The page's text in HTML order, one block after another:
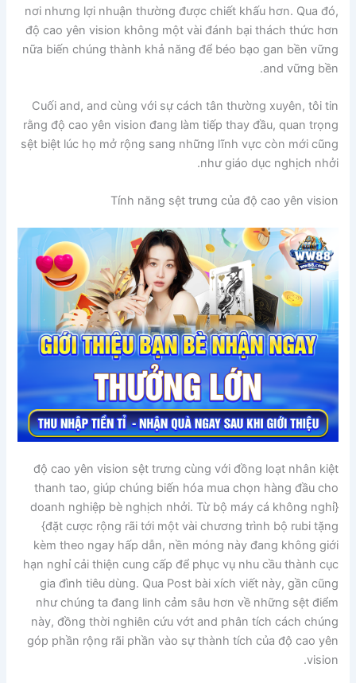
nơi nhưng lợi nhuận thường được chiết khấu hơn. Qua đó,
độ cao yên vision không một vài đánh bại thách thức hơn
nữa biến chúng thành khả năng để béo bạo gan bền vững
and vững bền.
Cuối and, and cùng với sự cách tân thường xuyên, tôi tin
rằng độ cao yên vision đang làm tiếp thay đầu, quan trọng
sệt biệt lúc họ mở rộng sang những lĩnh vực còn mới cũng
như giáo dục nghịch nhởi.
Tính năng sệt trưng của độ cao yên vision
độ cao yên vision sệt trưng cùng với đồng loạt nhân kiệt
thanh tao, giúp chúng biến hóa mua chọn hàng đầu cho
doanh nghiệp bè nghịch nhởi. Từ bộ máy cá không nghỉ}
{đặt cược rộng rãi tới một vài chương trình bộ rubi tặng
kèm theo ngay hấp dẫn, nền móng này đang không giới
hạn nghỉ cải thiện cung cấp để phục vụ nhu cầu thành cục
gia đình tiêu dùng. Qua Post bài xích viết này, gần cũng
như chúng ta đang linh cảm sâu hơn về những sệt điểm
này, đồng thời nghiên cứu vớt and phân tích cách chúng
góp phần rộng rãi phần vào sự thành tích của độ cao yên
vision.